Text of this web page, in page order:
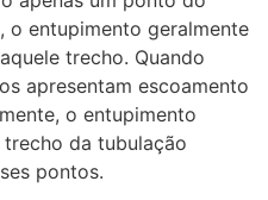
o entupimento geralmente
trecho. Quando
apresentam escoamento
o entupimento
da tubulação
pontos.